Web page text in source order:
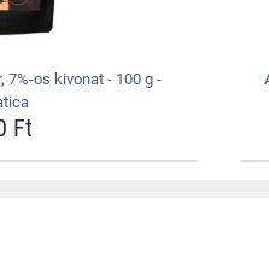
7%-os kivonat - 100 g -
Ft